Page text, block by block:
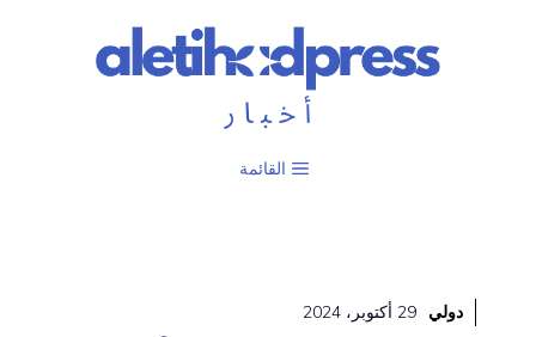
القائمة
دولي 29 أكتوبر، 2024